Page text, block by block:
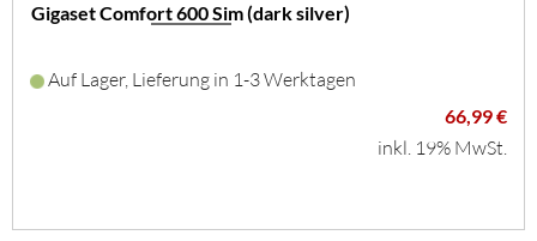
Gigaset Comfort 600 Sim (dark silver)
Auf Lager, Lieferung in 1-3 Werktagen
66,99 €
inkl. 19% MwSt.